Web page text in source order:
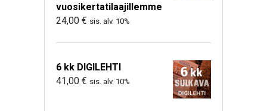
vuosikertatilaajillemme
24,00 € sis. alv. 10%
6 kk DIGILEHTI
41,00 € sis. alv. 10%